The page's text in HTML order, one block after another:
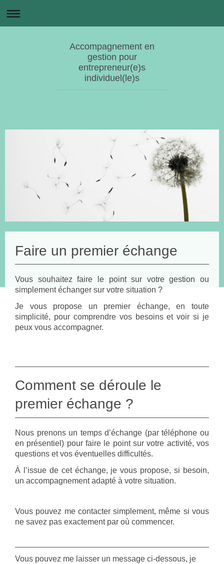
Accompagnement en
gestion pour
entrepreneur(e)s
individuel(le)s
Faire un premier échange
Vous souhaitez faire le point sur votre gestion ou
simplement échanger sur votre situation ?
Je vous propose un premier échange, en toute
simplicité, pour comprendre vos besoins et voir si je
peux vous accompagner.
Comment se déroule le
premier échange ?
Nous prenons un temps d’échange (par téléphone ou
en présentiel) pour faire le point sur votre activité, vos
questions et vos éventuelles difficultés.
À l’issue de cet échange, je vous propose, si besoin,
un accompagnement adapté à votre situation.
Vous pouvez me contacter simplement, même si vous
ne savez pas exactement par où commencer.
Vous pouvez me laisser un message ci-dessous, je